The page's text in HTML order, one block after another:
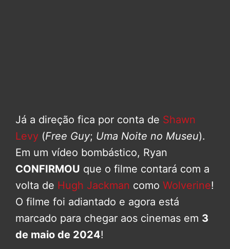
Já a direção fica por conta de Shawn
Levy (Free Guy; Uma Noite no Museu).
Em um vídeo bombástico, Ryan
CONFIRMOU que o filme contará com a
volta de Hugh Jackman como Wolverine!
O filme foi adiantado e agora está
marcado para chegar aos cinemas em 3
de maio de 2024!